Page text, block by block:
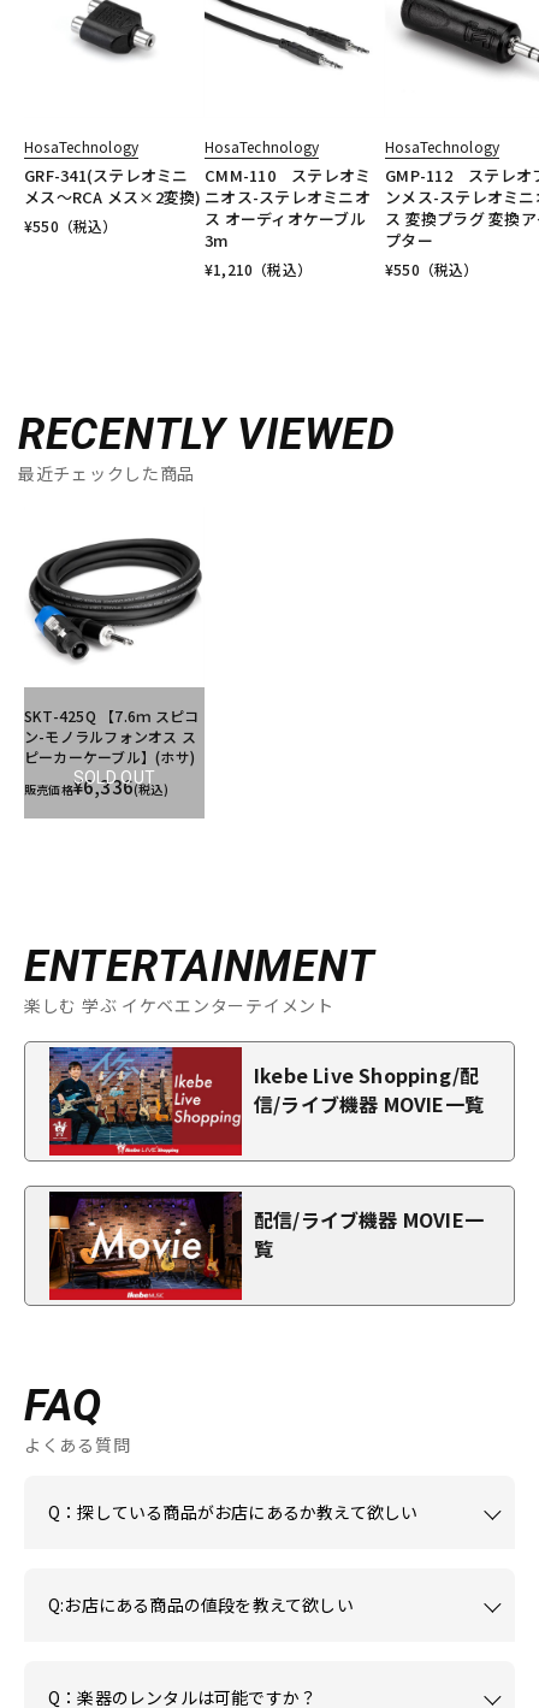
HosaTechnology
GRF-341(ステレオミニ
メス～RCA メス×2変換)
¥550 （税込）
HosaTechnology
CMM-110 ステレオミ
ニオス-ステレオミニオ
ス オーディオケーブル
3m
¥1,210 （税込）
HosaTechnology
GMP-112 ステレオ
ンメス-ステレオミニ
ス 変換プラグ 変換
プター
¥550 （税込）
RECENTLY VIEWED
最近チェックした商品
SOLD OUT
SKT-425Q 【7.6ｍ スピコ
ン-モノラルフォンオス ス
ピーカーケーブル】(ホサ)
販売価格¥6,336(税込)
ENTERTAINMENT
楽しむ 学ぶ イケベエンターテイメント
Ikebe Live Shopping/配
信/ライブ機器 MOVIE一覧
配信/ライブ機器 MOVIE一
覧
FAQ
よくある質問
Q：探している商品がお店にあるか教えて欲しい
Q:お店にある商品の値段を教えて欲しい
Q：楽器のレンタルは可能ですか？